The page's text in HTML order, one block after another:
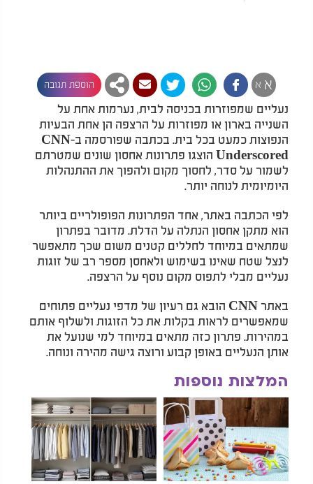
א א הוספת תגובה
נעליים שמפוזרות בכניסה לבית, נערמות אחת על
השנייה בארון או מפוזרות על הרצפה הן אחת הבעיות
הנפוצות כמעט בכל בית. בכתבה שפורסמה ב-CNN
Underscored הוצגו פתרונות אחסון שונים שמטרתם
לשמור על סדר, לחסוך מקום ולהפוך את ההתנהלות
היומיומית לנוחה יותר.
לפי הכתבה באתר, אחד הפתרונות הפופולריים ביותר
הוא מתקן אחסון הנתלה על הדלת. מדובר בפתרון
שמתאים במיוחד לחללים קטנים משום שכך מתאפשר
לנצל שטח שאינו בשימוש ולאחסן מספר רב של זוגות
נעליים מבלי לתפוס מקום נוסף על הרצפה.
באתר CNN הובא גם רעיון של מדפי נעליים פתוחים
שמאפשרים לראות בקלות את כל הזוגות ולשלוף אותם
במהירות. פתרון כזה מתאים במיוחד למי שנועל את
אותן הנעליים באופן קבוע ורוצה גישה מהירה ונוחה.
המלצות נוספות